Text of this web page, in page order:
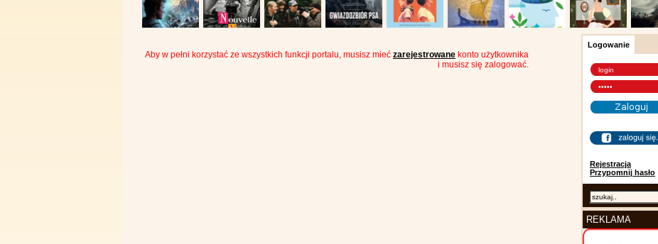
Aby w pełni korzystać ze wszystkich funkcji portalu, musisz mieć zarejestrowane konto użytkownika
i musisz się zalogować.
Logowanie
Rejestracja
Przypomnij hasło
REKLAMA